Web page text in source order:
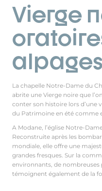
Vierge
alpages
La chapelle Notre-Dame du
abrite une Vierge noire que
conter son histoire lors d’une
du Patrimoine en été comme
A Modane, l’église Notre-
Reconstruite après les
mondiale, elle offre une
grandes fresques. Sur la
environnants, de nombreuses
témoignent également de la